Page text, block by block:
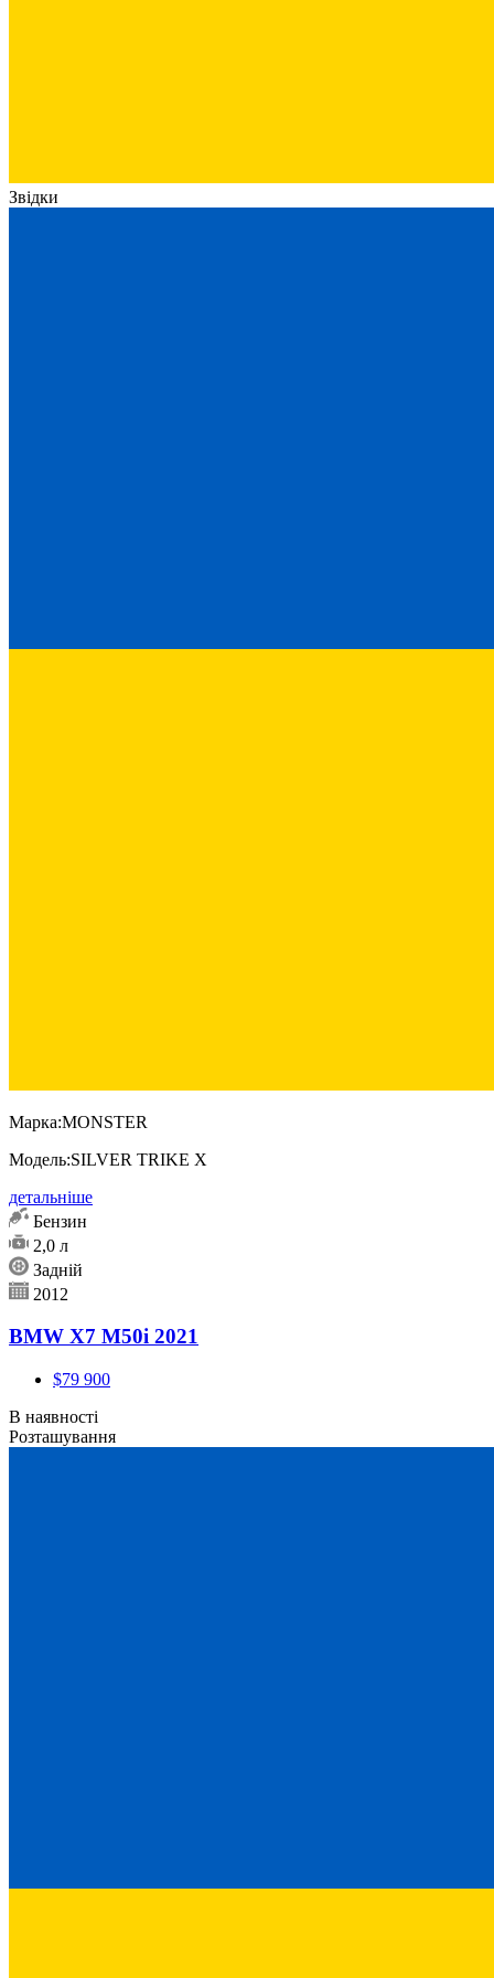
Звідки
Марка:MONSTER
Модель:SILVER TRIKE X
детальніше
Бензин
2,0 л
Задній
2012
BMW X7 M50i 2021
$79 900
В наявності
Розташування